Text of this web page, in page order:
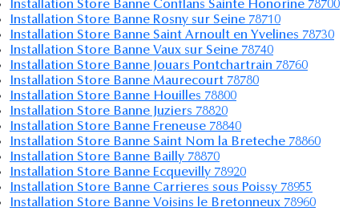
Installation Store Banne Conflans Sainte Honorine 78700
Installation Store Banne Rosny sur Seine 78710
Installation Store Banne Saint Arnoult en Yvelines 78730
Installation Store Banne Vaux sur Seine 78740
Installation Store Banne Jouars Pontchartrain 78760
Installation Store Banne Maurecourt 78780
Installation Store Banne Houilles 78800
Installation Store Banne Juziers 78820
Installation Store Banne Freneuse 78840
Installation Store Banne Saint Nom la Breteche 78860
Installation Store Banne Bailly 78870
Installation Store Banne Ecquevilly 78920
Installation Store Banne Carrieres sous Poissy 78955
Installation Store Banne Voisins le Bretonneux 78960